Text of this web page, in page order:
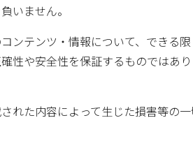
いません。
ンテンツ・情報について、できる
性や安全性を保証するものではあ
れた内容によって生じた損害等の